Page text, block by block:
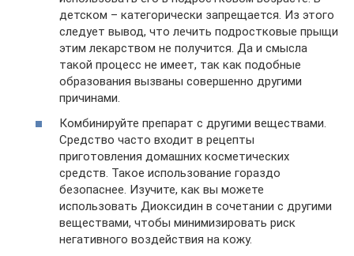
детском – категорически запрещается. Из этого
следует вывод, что лечить подростковые прыщи
этим лекарством не получится. Да и смысла
такой процесс не имеет, так как подобные
образования вызваны совершенно другими
причинами.
Комбинируйте препарат с другими веществами.
Средство часто входит в рецепты
приготовления домашних косметических
средств. Такое использование гораздо
безопаснее. Изучите, как вы можете
использовать Диоксидин в сочетании с другими
веществами, чтобы минимизировать риск
негативного воздействия на кожу.